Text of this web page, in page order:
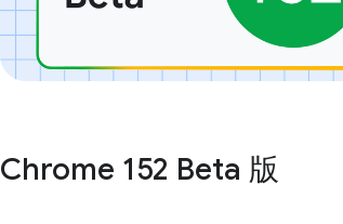
Chrome 152 Beta 版